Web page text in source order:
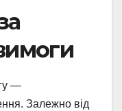
—
Залежно від